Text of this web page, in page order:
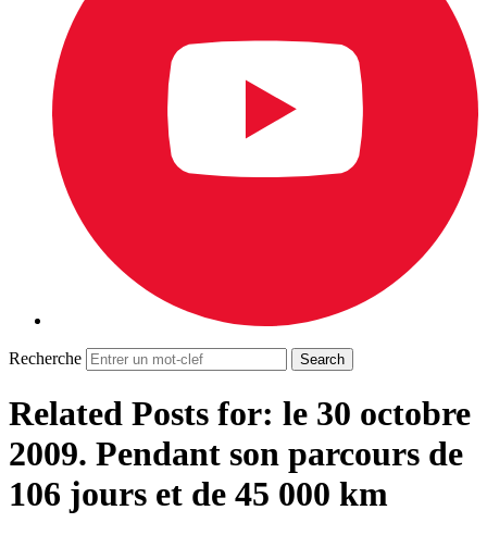
Recherche
Related Posts for: le 30 octobre
2009. Pendant son parcours de
106 jours et de 45 000 km